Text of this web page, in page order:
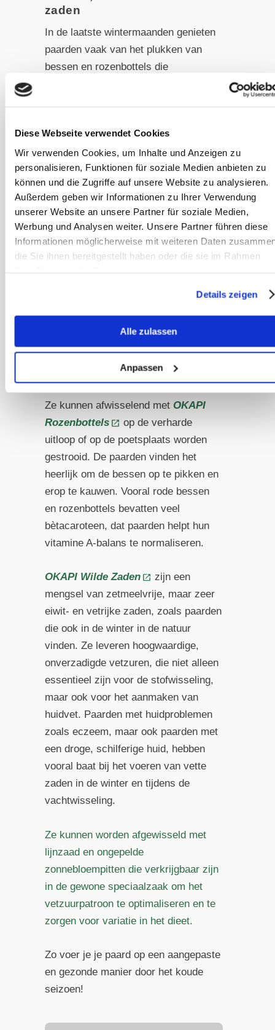
Diese Webseite verwendet Cookies
Wir verwenden Cookies, um Inhalte und Anzeigen zu
personalisieren, Funktionen für soziale Medien anbieten zu
können und die Zugriffe auf unsere Website zu analysieren.
Außerdem geben wir Informationen zu Ihrer Verwendung
unserer Website an unsere Partner für soziale Medien,
Werbung und Analysen weiter. Unsere Partner führen diese
Informationen möglicherweise mit weiteren Daten
die Sie ihnen bereitgestellt haben oder die sie im Rahmen
Details zeigen
Alle zulassen
Anpassen
zaden
In de laatste wintermaanden genieten
paarden vaak van het plukken van
bessen en rozenbottels die
sommige planten. Deze zaden zijn
vaak rijk aan vet en eiwit en bevatten
weinig zetmeel.OKAPI Wilde Bessen
kan in dit opzicht een goed
alternatief zijn.
Ze kunnen afwisselend met OKAPI
Rozenbottels
op de verharde
uitloop of op de poetsplaats worden
gestrooid. De paarden vinden het
heerlijk om de bessen op te pikken en
erop te kauwen. Vooral rode bessen
en rozenbottels bevatten veel
bètacaroteen, dat paarden helpt hun
vitamine A-balans te normaliseren.
OKAPI Wilde Zaden
zijn een
mengsel van zetmeelvrije, maar zeer
eiwit- en vetrijke zaden, zoals paarden
die ook in de winter in de natuur
vinden. Ze leveren hoogwaardige,
onverzadigde vetzuren, die niet alleen
essentieel zijn voor de stofwisseling,
maar ook voor het aanmaken van
huidvet. Paarden met huidproblemen
zoals eczeem, maar ook paarden met
een droge, schilferige huid, hebben
vooral baat bij het voeren van vette
zaden in de winter en tijdens de
vachtwisseling.
Ze kunnen worden afgewisseld met
lijnzaad en ongepelde
zonnebloempitten die verkrijgbaar zijn
in de gewone speciaalzaak om het
vetzuurpatroon te optimaliseren en te
zorgen voor variatie in het dieet.
Zo voer je je paard op een aangepaste
en gezonde manier door het koude
seizoen!